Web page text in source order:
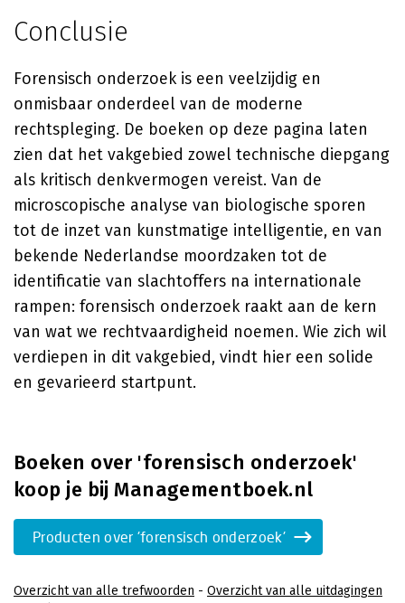
Conclusie
Forensisch onderzoek is een veelzijdig en
onmisbaar onderdeel van de moderne
rechtspleging. De boeken op deze pagina laten
zien dat het vakgebied zowel technische diepgang
als kritisch denkvermogen vereist. Van de
microscopische analyse van biologische sporen
tot de inzet van kunstmatige intelligentie, en van
bekende Nederlandse moordzaken tot de
identificatie van slachtoffers na internationale
rampen: forensisch onderzoek raakt aan de kern
van wat we rechtvaardigheid noemen. Wie zich wil
verdiepen in dit vakgebied, vindt hier een solide
en gevarieerd startpunt.
Boeken over 'forensisch onderzoek'
koop je bij Managementboek.nl
Producten over 'forensisch onderzoek'
Overzicht van alle trefwoorden - Overzicht van alle uitdagingen